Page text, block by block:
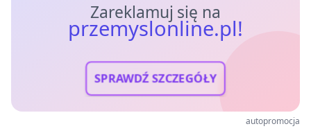
Zareklamuj się na
przemyslonline.pl!
SPRAWDŹ SZCZEGÓŁY
autopromocja